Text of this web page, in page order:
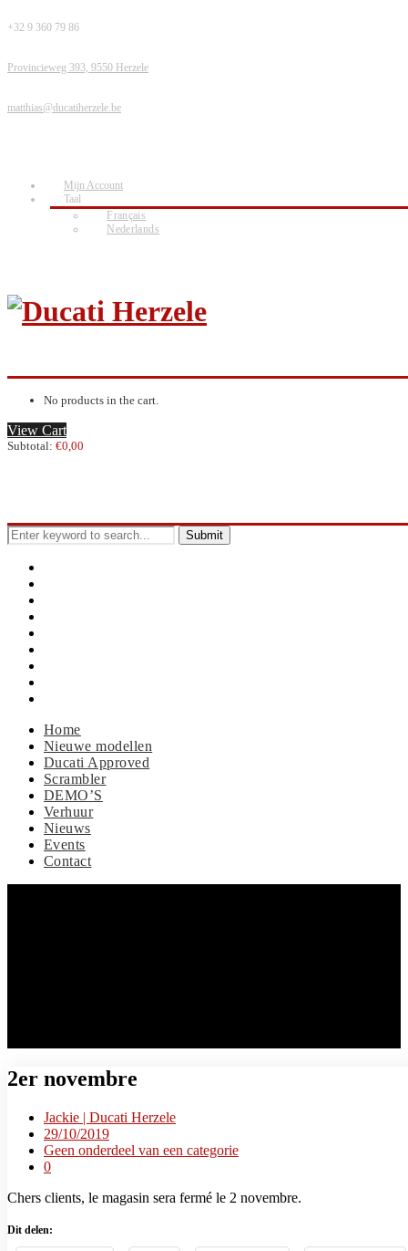
+32 9 360 79 86
Provincieweg 393, 9550 Herzele
matthias@ducatiherzele.be
Mijn Account
Taal
Français
Nederlands
No products in the cart.
View Cart
Subtotal: €0,00
Search
for:
Home
Nieuwe modellen
Ducati Approved
Scrambler
DEMO’S
Verhuur
Nieuws
Events
Contact
2er novembre
Jackie | Ducati Herzele
29/10/2019
Geen onderdeel van een categorie
0
Chers clients, le magasin sera fermé le 2 novembre.
Dit delen: